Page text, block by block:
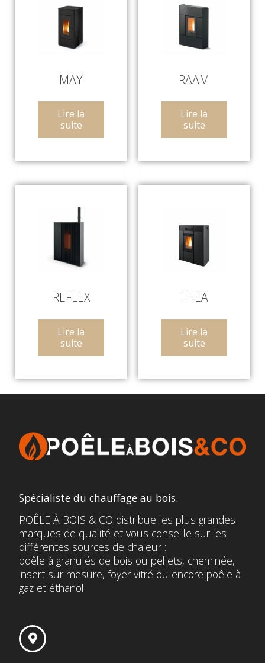
MAY
Lire la
suite
RAAM
Lire la
suite
REFLEX
Lire la
suite
THEA
Lire la
suite
Spécialiste du chauffage au bois.
POÊLE À BOIS & CO distribue les plus grandes
marques de qualité et vous conseille sur les
différentes sources de chaleur :
poêle à granulés de bois ou pellets, cheminée,
insert sur mesure, foyer vitré ou encore poêle à
gaz et éthanol.